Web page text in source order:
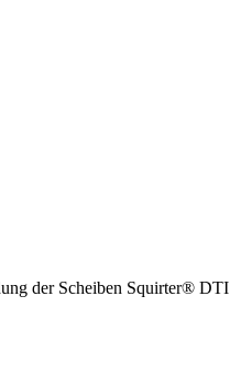
der Scheiben Squirter® DTI